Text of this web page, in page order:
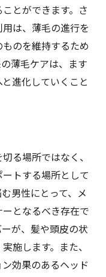
とができます。さ
は、薄毛の進行を
のを維持するため
薄毛ケアは、ます
進化していくこと
る場所ではなく、
トする場所として
男性にとって、メ
となるべき存在で
が、髪や頭皮の状
施します。また、
効果のあるヘッド